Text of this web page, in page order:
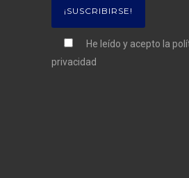
He leído y acepto la
privacidad